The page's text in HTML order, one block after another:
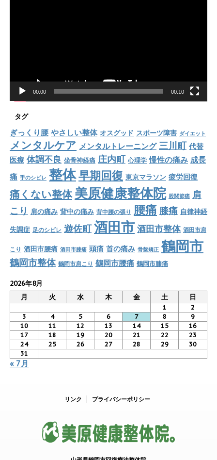
00:00 00:10
タグ
ぎっくり腰 やさしい整体 オスグッド スポーツ障害 ダイエット
メンタルケア メンタルトレーニング 三川町 代替
医療 体調不良 坐骨神経痛 庄内町 心理学 慢性の痛み 成長
痛 手のシビレ 整体早期回復 東京マラソン 疲労回復
痛くない整体 美原健康整体院 股関節痛 肩
こり 肩の痛み 背中の痛み 背中腰の張り 腰痛 膝痛 自律神経
失調症 足のシビレ 遊佐町 酒田市 酒田市整体 酒田市肩
こり 酒田市腰痛 酒田市膝痛 頭痛 首の痛み 骨盤矯正 鶴岡市
鶴岡市整体 鶴岡市肩こり 鶴岡市腰痛 鶴岡市膝痛
2026年8月
月
火 水 木 金 土 日
1
2
3
4 5 6 7 8
9
10
11 12 13 14 15
16
17
18 19 20 21 22
23
24
25 26 27 28 29
30
31
« 7月
リンク プライバシーポリシー